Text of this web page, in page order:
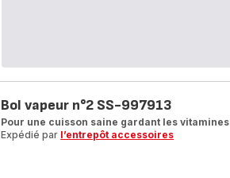
Bol vapeur n°2 SS-997913
Pour une cuisson saine gardant les vitamines
Expédié par l’entrepôt accessoires